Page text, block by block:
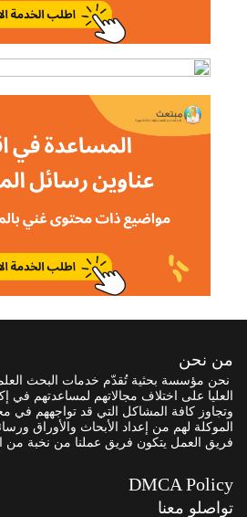
من نحن
نحن مؤسسة بحثية تُقدّم خدمات البحث
العليا على اختلاف مجالاتهم لمساعدتهم في
وتجاوز كافة المشاكل التي قد تواجههم في
الموكلة لهم من إعداد الأبحاث والأوراق
فريق العمل يتكون فريق عملنا من نخبة من
DMCA Policy
تواصلو معنا